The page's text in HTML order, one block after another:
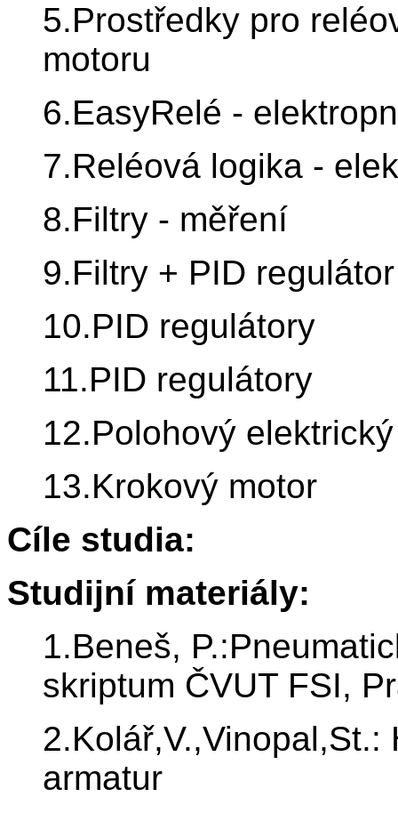
5.Prostředky pro
motoru
6.EasyRelé -
7.Reléová logika -
8.Filtry - měření
9.Filtry + PID
10.PID regulátory
11.PID regulátory
12.Polohový
13.Krokový motor
Cíle studia:
Studijní materiály:
1.Beneš,
skriptum ČVUT FSI,
armatur